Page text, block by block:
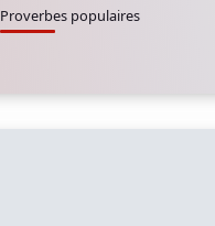
Proverbes populaires